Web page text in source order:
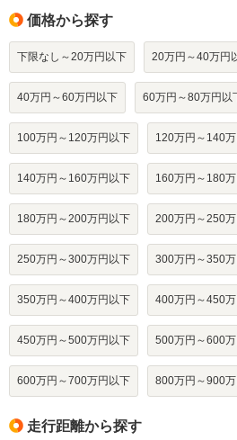
価格から探す
下限なし～20万円以下 20万円～40万円
40万円～60万円以下 60万円～80万円以
100万円～120万円以下 120万円～140
140万円～160万円以下 160万円～180
180万円～200万円以下 200万円～250
250万円～300万円以下 300万円～350
350万円～400万円以下 400万円～450
450万円～500万円以下 500万円～600
600万円～700万円以下 800万円～900
走行距離から探す